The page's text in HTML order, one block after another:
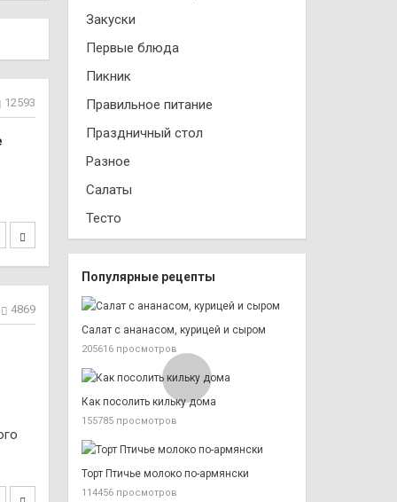
12593
4869
Закуски
Первые блюда
Пикник
Правильное питание
Праздничный стол
Разное
Салаты
Тесто
Популярные рецепты
Салат с ананасом, курицей и сыром
205616 просмотров
Как посолить кильку дома
155785 просмотров
Торт Птичье молоко по-армянски
114456 просмотров